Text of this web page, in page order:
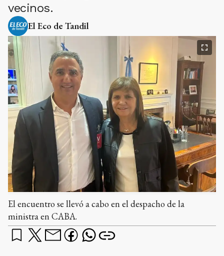
vecinos.
El Eco de Tandil
El encuentro se llevó a cabo en el despacho de la
ministra en CABA.